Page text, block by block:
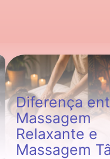
Diferença
Massagem
Relaxante e
Massagem